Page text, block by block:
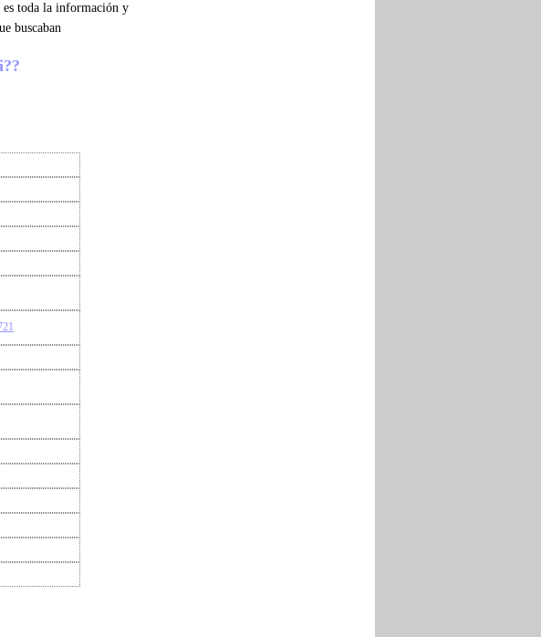
es toda la información y
buscaban